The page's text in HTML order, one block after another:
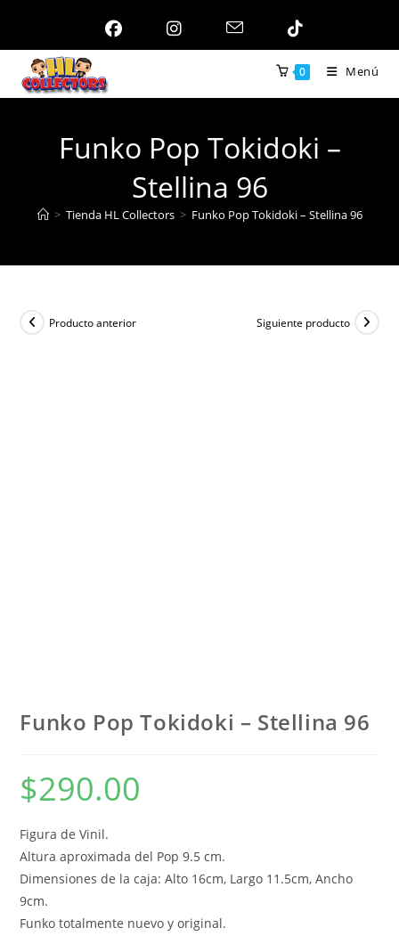
contenido
0 Menú
Funko Pop Tokidoki –
Stellina 96
> Tienda HL Collectors > Funko Pop Tokidoki – Stellina 96
Producto anterior Siguiente producto
Funko Pop Tokidoki – Stellina 96
$290.00
Figura de Vinil.
Altura aproximada del Pop 9.5 cm.
Dimensiones de la caja: Alto 16cm, Largo 11.5cm, Ancho
9cm.
Funko totalmente nuevo y original.